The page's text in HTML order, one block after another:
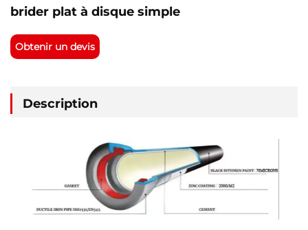
brider plat à disque simple
Obtenir un devis
Description